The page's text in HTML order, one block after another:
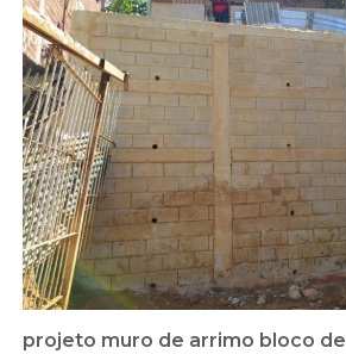
projeto muro de arrimo bloco